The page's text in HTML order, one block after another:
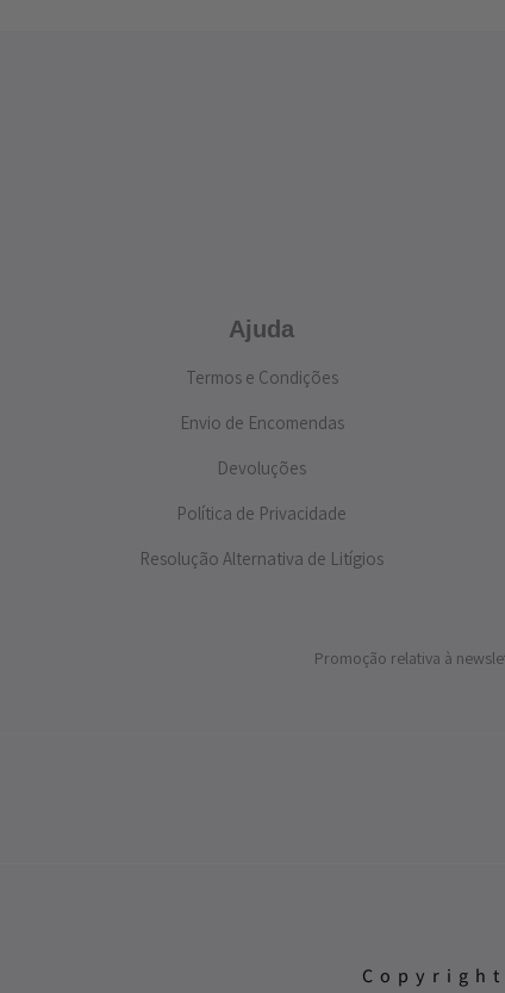
Ajuda
Termos e Condições
Envio de Encomendas
Devoluções
Política de Privacidade
Resolução Alternativa de Litígios
Promoção relativa à